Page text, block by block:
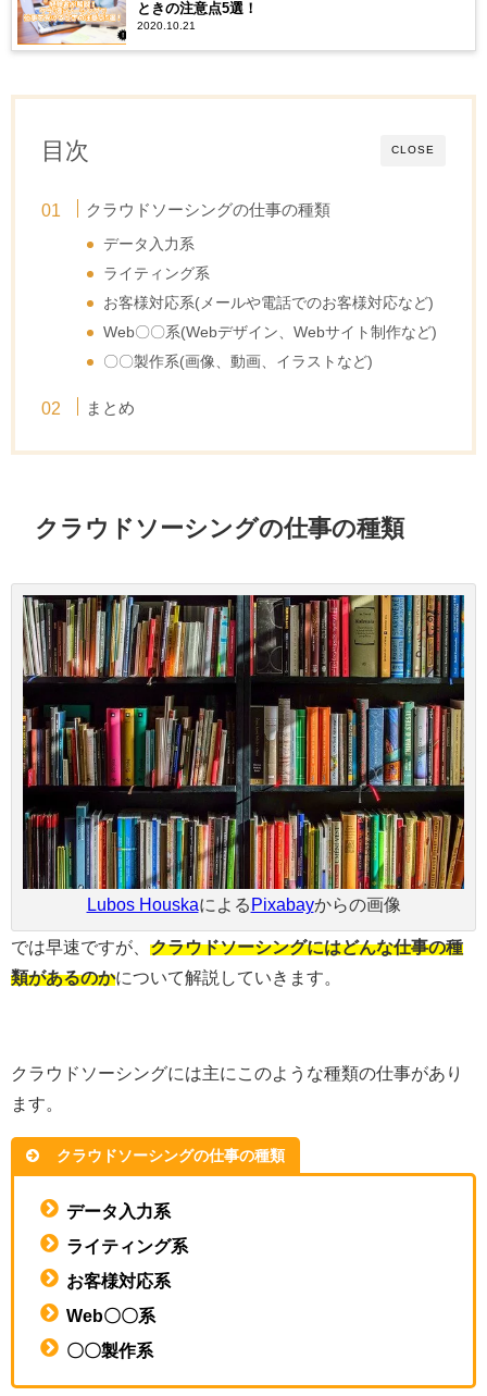
ときの注意点5選！
2020.10.21
CLOSE
目次
クラウドソーシングの仕事の種類
データ入力系
ライティング系
お客様対応系(メールや電話でのお客様対応など)
Web〇〇系(Webデザイン、Webサイト制作など)
〇〇製作系(画像、動画、イラストなど)
まとめ
クラウドソーシングの仕事の種類
Lubos HouskaによるPixabayからの画像
では早速ですが、 クラウドソーシングにはどんな仕事の種
類があるのかについて解説していきます。
クラウドソーシングには主にこのような種類の仕事があり
ます。
クラウドソーシングの仕事の種類
データ入力系
ライティング系
お客様対応系
Web〇〇系
〇〇製作系